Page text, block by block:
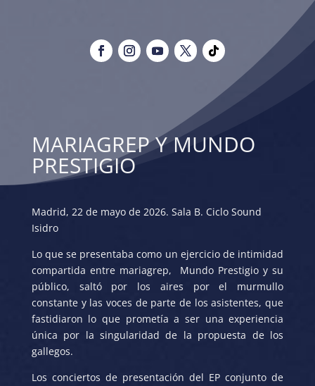
MARIAGREP Y MUNDO
PRESTIGIO
Madrid, 22 de mayo de 2026. Sala B. Ciclo Sound
Isidro
Lo que se presentaba como un ejercicio de intimidad
compartida entre mariagrep, Mundo Prestigio y su
público, saltó por los aires por el murmullo
constante y las voces de parte de los asistentes, que
fastidiaron lo que prometía a ser una experiencia
única por la singularidad de la propuesta de los
gallegos.
Los conciertos de presentación del EP conjunto de